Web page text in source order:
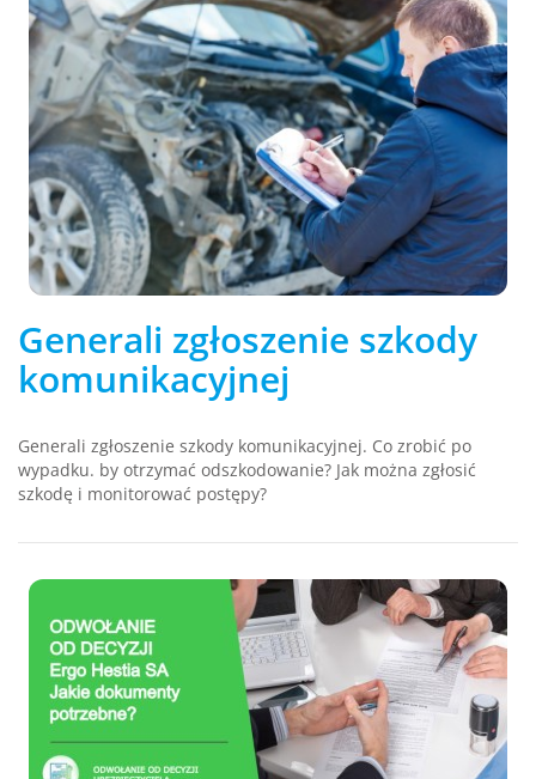
Generali zgłoszenie szkody
komunikacyjnej
Generali zgłoszenie szkody komunikacyjnej. Co zrobić po
wypadku. by otrzymać odszkodowanie? Jak można zgłosić
szkodę i monitorować postępy?